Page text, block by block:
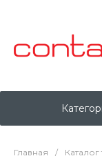
Главная /